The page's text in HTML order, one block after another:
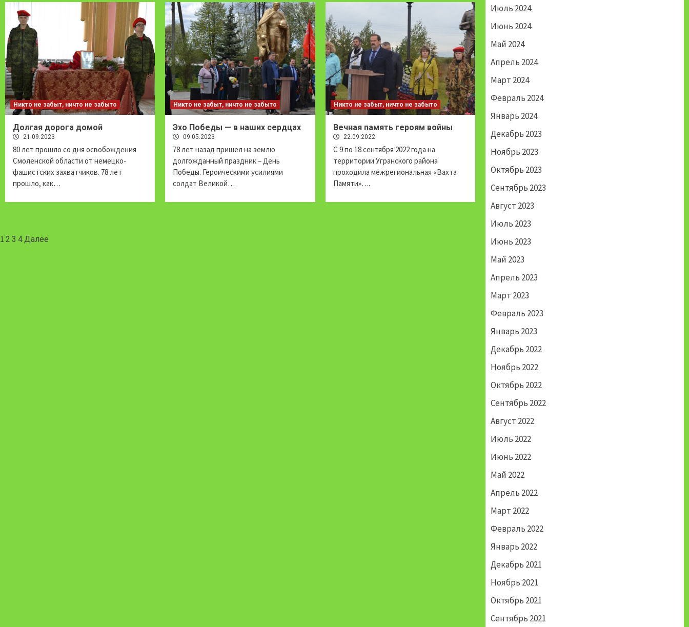
Никто не забыт, ничто не забыто
Долгая дорога домой
21.09.2023
80 лет прошло со дня освобождения
Смоленской области от немецко-
фашистских захватчиков. 78 лет
прошло, как…
Никто не забыт, ничто не забыто
Эхо Победы — в наших сердцах
09.05.2023
78 лет назад пришел на землю
долгожданный праздник – День
Победы. Героическими усилиями
солдат Великой…
Никто не забыт, ничто не забыто
Вечная память героям войны
22.09.2022
С 9 по 18 сентября 2022 года на
территории Угранского района
проходила межрегиональная «Вахта
Памяти»….
Навигация
1 2 3 4Далее
Июль 2024
Июнь 2024
Май 2024
Апрель 2024
Март 2024
Февраль 2024
Январь 2024
Декабрь 2023
Ноябрь 2023
Октябрь 2023
Сентябрь 2023
Август 2023
Июль 2023
Июнь 2023
Май 2023
Апрель 2023
Март 2023
Февраль 2023
Январь 2023
Декабрь 2022
Ноябрь 2022
Октябрь 2022
Сентябрь 2022
Август 2022
Июль 2022
Июнь 2022
Май 2022
Апрель 2022
Март 2022
Февраль 2022
Январь 2022
Декабрь 2021
Ноябрь 2021
Октябрь 2021
Сентябрь 2021